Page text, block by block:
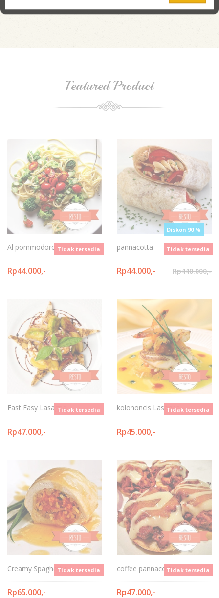
Featured Product
Tidak tersedia
Al pommodoro
Rp44.000,-
Diskon 90 %
Tidak tersedia
pannacotta
Rp44.000,- Rp440.000,-
Tidak tersedia
Fast Easy Lasagna
Rp47.000,-
Tidak tersedia
kolohoncis Lasagna
Rp45.000,-
Tidak tersedia
Creamy Spaghetty
Rp65.000,-
Tidak tersedia
coffee pannacotta
Rp47.000,-